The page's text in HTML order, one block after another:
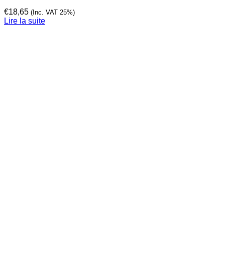
€18,65 (Inc. VAT 25%)
Lire la suite